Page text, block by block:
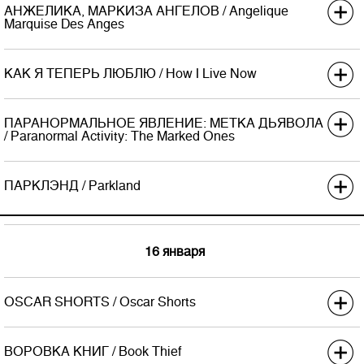
Возраст
6+
АНЖЕЛИКА, МАРКИЗА АНГЕЛОВ / Angelique
Marquise Des Anges
Премьера в США
Дистриб.
Вольга
Экраны
700
Хроно
112
Возраст
16+
КАК Я ТЕПЕРЬ ЛЮБЛЮ / How I Live Now
Премьера в США
Дистриб.
Каравелла DDC
Возраст
ПАРАНОРМАЛЬНОЕ ЯВЛЕНИЕ: МЕТКА ДЬЯВОЛА
/ Paranormal Activity: The Marked Ones
Премьера в США
Дистриб.
Централ Партнершип Paramount
Хроно
84 (90)
16+
ПАРКЛЭНД / Parkland
Премьера в США
100
Хроно
93
Возраст
16+
16 января
OSCAR SHORTS / Oscar Shorts
Премьера в США
Дистриб.
Кинография
ВОРОВКА КНИГ / Book Thief